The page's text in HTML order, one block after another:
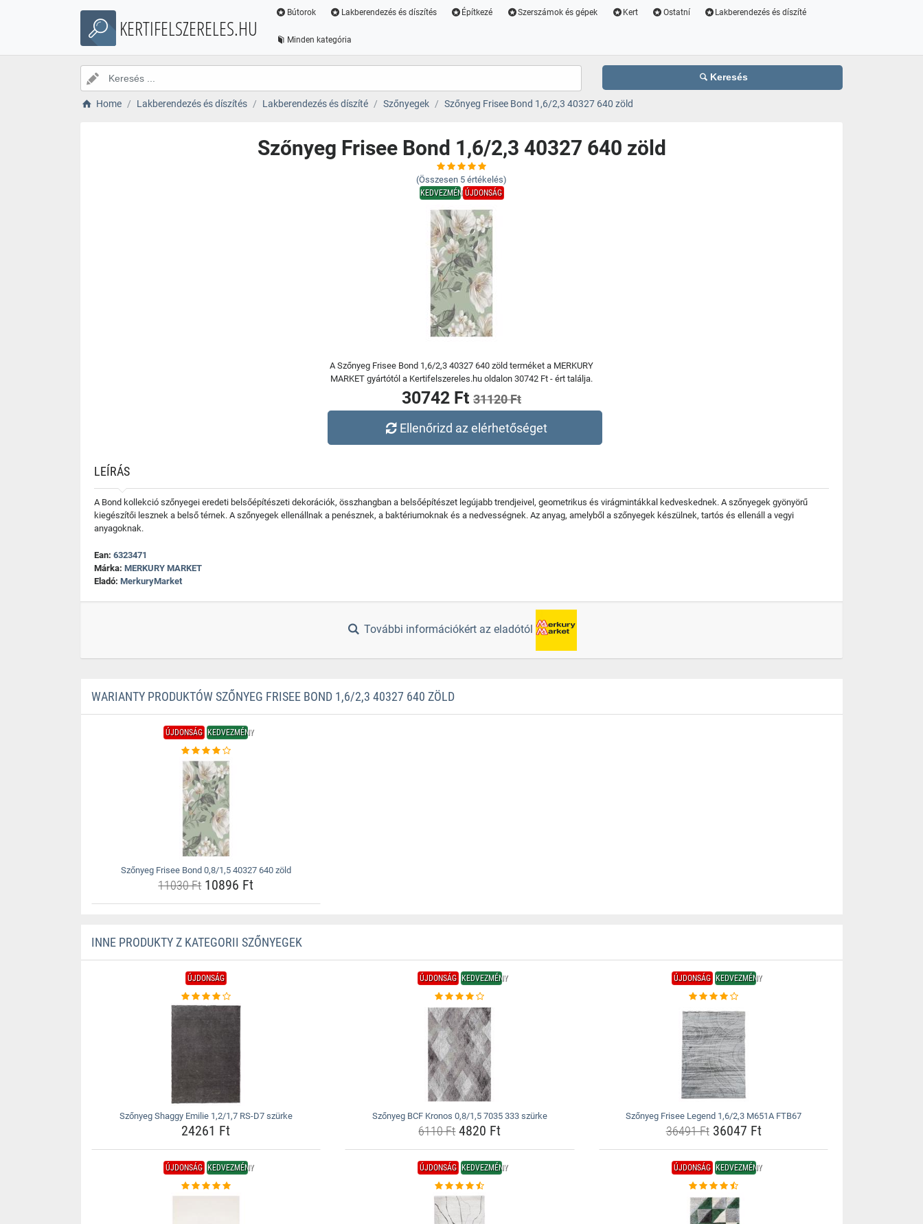
KERTIFELSZERELES.HU
Bútorok Lakberendezés és díszítés Építkezé Szerszámok és gépek Kert Ostatní Lakberendezés és díszíté
Minden kategória
Keresés
Home Lakberendezés és díszítés Lakberendezés és díszíté Szőnyegek Szőnyeg Frisee Bond 1,6/2,3 40327 640 zöld
Szőnyeg Frisee Bond 1,6/2,3 40327 640 zöld
(Összesen 5 értékelés)
KEDVEZMÉNYÚJDONSÁG
A Szőnyeg Frisee Bond 1,6/2,3 40327 640 zöld terméket a MERKURY
MARKET gyártótól a Kertifelszereles.hu oldalon 30742 Ft - ért találja.
30742 Ft 31120 Ft
Ellenőrizd az elérhetőséget
LEÍRÁS
A Bond kollekció szőnyegei eredeti belsőépítészeti dekorációk, összhangban a belsőépítészet legújabb trendjeivel, geometrikus és virágmintákkal kedveskednek. A szőnyegek gyönyörű
kiegészítői lesznek a belső térnek. A szőnyegek ellenállnak a penésznek, a baktériumoknak és a nedvességnek. Az anyag, amelyből a szőnyegek készülnek, tartós és ellenáll a vegyi
anyagoknak.
Ean: 6323471
Márka: MERKURY MARKET
Eladó: MerkuryMarket
További információkért az eladótól
WARIANTY PRODUKTÓW SZŐNYEG FRISEE BOND 1,6/2,3 40327 640 ZÖLD
ÚJDONSÁG KEDVEZMÉNY
Szőnyeg Frisee Bond 0,8/1,5 40327 640 zöld
11030 Ft10896 Ft
INNE PRODUKTY Z KATEGORII SZŐNYEGEK
ÚJDONSÁG
Szőnyeg Shaggy Emilie 1,2/1,7 RS-D7 szürke
24261 Ft
ÚJDONSÁG KEDVEZMÉNY
Szőnyeg BCF Kronos 0,8/1,5 7035 333 szürke
6110 Ft4820 Ft
ÚJDONSÁG KEDVEZMÉNY
Szőnyeg Frisee Legend 1,6/2,3 M651A FTB67
36491 Ft36047 Ft
ÚJDONSÁG KEDVEZMÉNY ÚJDONSÁG KEDVEZMÉNY ÚJDONSÁG KEDVEZMÉNY